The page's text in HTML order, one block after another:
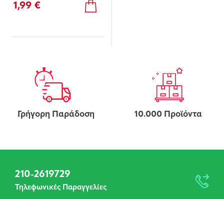
1,99 €
Γρήγορη Παράδοση 10.000 Προϊόντα
210-2619729
Τηλεφωνικές Παραγγελίες